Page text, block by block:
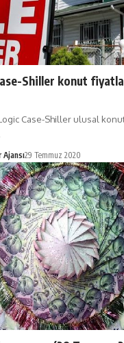
Shiller konut
Case-Shiller ulusal
29 Temmuz 2020